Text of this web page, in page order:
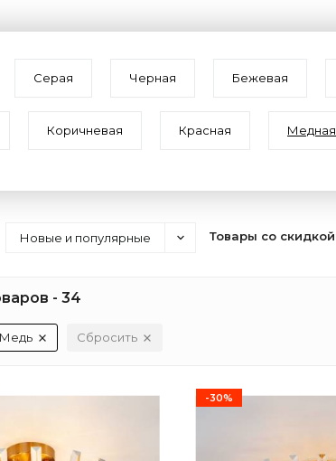
Серая Черная Бежевая
Коричневая Красная Медная
Новые и популярные Товары со скидкой
- 34
Медь Сбросить
-30%